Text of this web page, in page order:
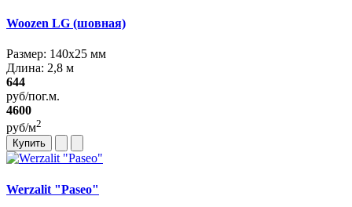
Woozen LG (шовная)
Размер: 140х25 мм
Длина: 2,8 м
644
руб/пог.м.
4600
руб/м2
Купить
Werzalit "Paseo"